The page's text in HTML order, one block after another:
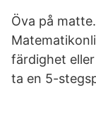
Öva på
färdighet
ta en 5-